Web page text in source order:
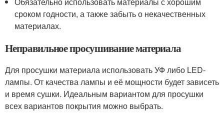
сроком годности, а также забыть о некачественных
материалах.
Неправильное просушивание материала
Для просушки материала использовать УФ либо LED-
лампы. От качества лампы и её мощности будет зависеть
и время сушки. Идеальным вариантом для просушки
всех вариантов покрытия можно выбрать.